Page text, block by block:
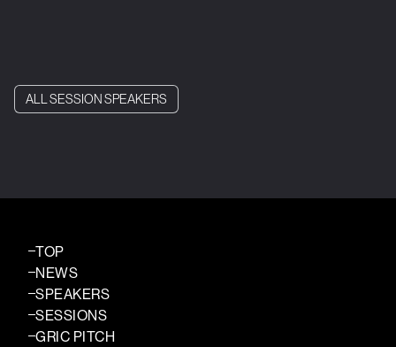
ALL SESSION SPEAKERS
TOP
NEWS
SPEAKERS
SESSIONS
GRIC PITCH